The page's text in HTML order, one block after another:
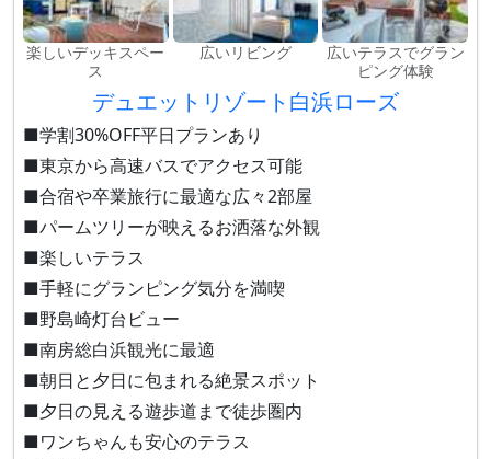
楽しいデッキスペー
ス
広いリビング
広いテラスでグラン
ピング体験
デュエットリゾート白浜ローズ
■学割30%OFF平日プランあり
■東京から高速バスでアクセス可能
■合宿や卒業旅行に最適な広々2部屋
■パームツリーが映えるお洒落な外観
■楽しいテラス
■手軽にグランピング気分を満喫
■野島崎灯台ビュー
■南房総白浜観光に最適
■朝日と夕日に包まれる絶景スポット
■夕日の見える遊歩道まで徒歩圏内
■ワンちゃんも安心のテラス